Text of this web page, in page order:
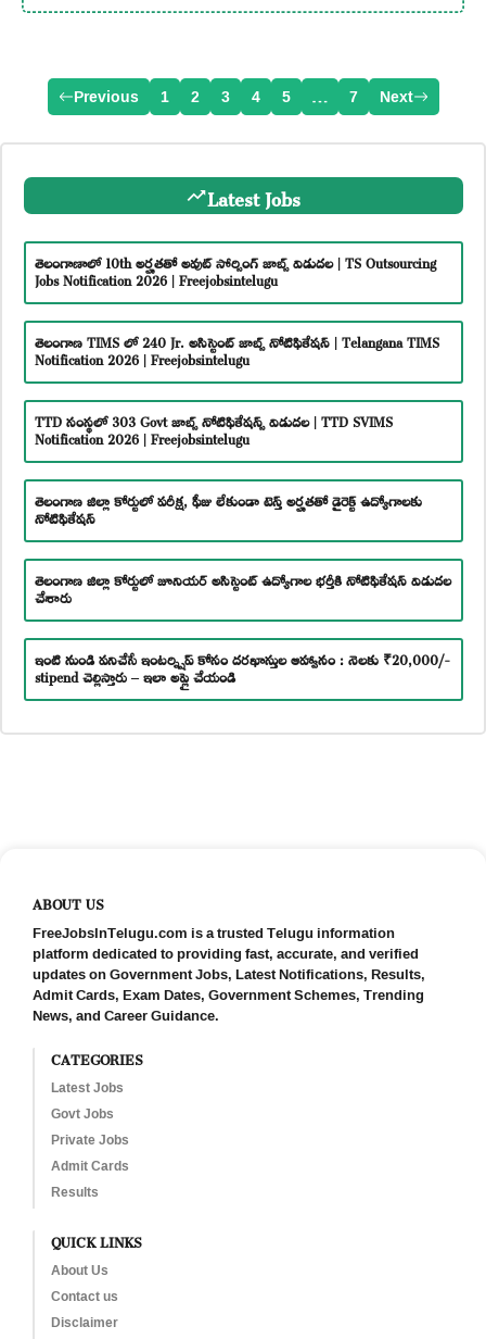
Previous 1 2 3 4 5 … 7 Next
Latest Jobs
తెలంగాణాలో 10th అర్హతతో అవుట్ సోర్సింగ్ జాబ్స్ విడుదల | TS Outsourcing
Jobs Notification 2026 | Freejobsintelugu
తెలంగాణ TIMS లో 240 Jr. అసిస్టెంట్ జాబ్స్ నోటిఫికేషన్ | Telangana TIMS
Notification 2026 | Freejobsintelugu
TTD సంస్థలో 303 Govt జాబ్స్ నోటిఫికేషన్స్ విడుదల | TTD SVIMS
Notification 2026 | Freejobsintelugu
తెలంగాణ జిల్లా కోర్టులో పరీక్ష, ఫీజు లేకుండా టెన్త్ అర్హతతో డైరెక్ట్ ఉద్యోగాలకు
నోటిఫికేషన్
తెలంగాణ జిల్లా కోర్టులో జూనియర్ అసిస్టెంట్ ఉద్యోగాల భర్తీకి నోటిఫికేషన్ విడుదల
చేశారు
ఇంటి నుండి పనిచేసే ఇంటర్న్షిప్ కోసం దరఖాస్తుల ఆహ్వానం : నెలకు ₹20,000/-
stipend చెల్లిస్తారు – ఇలా అప్లై చేయండి
ABOUT US
FreeJobsInTelugu.com is a trusted Telugu information
platform dedicated to providing fast, accurate, and verified
updates on Government Jobs, Latest Notifications, Results,
Admit Cards, Exam Dates, Government Schemes, Trending
News, and Career Guidance.
CATEGORIES
Latest Jobs
Govt Jobs
Private Jobs
Admit Cards
Results
QUICK LINKS
About Us
Contact us
Disclaimer